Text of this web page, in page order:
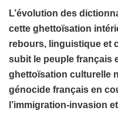
L’évolution des
cette ghettoïsation
rebours, linguistique et
subit le peuple français
ghettoïsation culturelle
génocide français en
l’immigration-invasion